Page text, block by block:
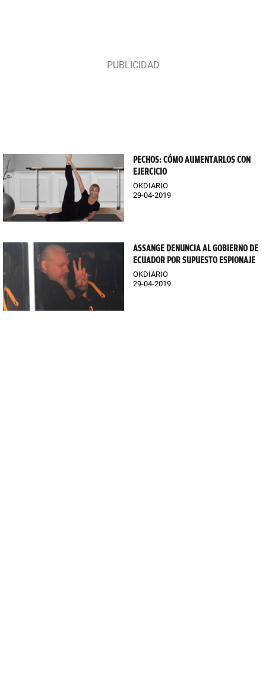
PECHOS: CÓMO AUMENTARLOS CON
EJERCICIO
OKDIARIO
29-04-2019
ASSANGE DENUNCIA AL GOBIERNO DE
ECUADOR POR SUPUESTO ESPIONAJE
OKDIARIO
29-04-2019